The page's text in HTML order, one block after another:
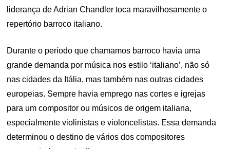
liderança de Adrian Chandler toca maravilhosamente o
repertório barroco italiano.
Durante o período que chamamos barroco havia uma
grande demanda por música nos estilo ‘italiano’, não só
nas cidades da Itália, mas também nas outras cidades
europeias. Sempre havia emprego nas cortes e igrejas
para um compositor ou músicos de origem italiana,
especialmente violinistas e violoncelistas. Essa demanda
determinou o destino de vários dos compositores